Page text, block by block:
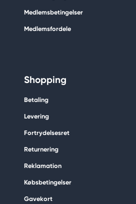
Medlemsbetingelser
Medlemsfordele
Shopping
Betaling
Levering
Fortrydelsesret
Returnering
Reklamation
Købsbetingelser
Gavekort